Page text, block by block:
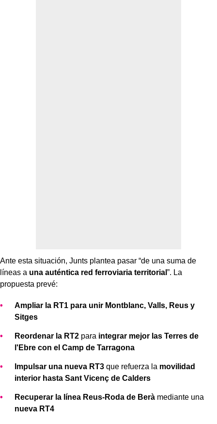
Ante esta situación, Junts plantea pasar “de una suma de
líneas a una auténtica red ferroviaria territorial ”. La
propuesta prevé:
Ampliar la RT1 para unir Montblanc, Valls, Reus y
Sitges
Reordenar la RT2 para integrar mejor las Terres de
l'Ebre con el Camp de Tarragona
Impulsar una nueva RT3 que refuerza la movilidad
interior hasta Sant Vicenç de Calders
Recuperar la línea Reus-Roda de Berà mediante una
nueva RT4